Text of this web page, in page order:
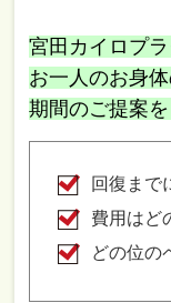
宮田カイロプ
お一人のお身
期間のご提案を
回復まで
費用はど
どの位の